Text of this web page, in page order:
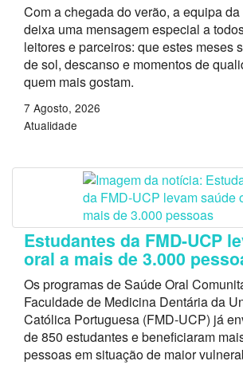
Com a chegada do verão, a equipa
deixa uma mensagem especial a
leitores e parceiros: que estes meses
de sol, descanso e momentos de
quem mais gostam.
7 Agosto, 2026
Atualidade
Estudantes da FMD-UCP
oral a mais de 3.000
Os programas de Saúde Oral
Faculdade de Medicina Dentária da
Católica Portuguesa (FMD-UCP) já
de 850 estudantes e beneficiaram
pessoas em situação de maior